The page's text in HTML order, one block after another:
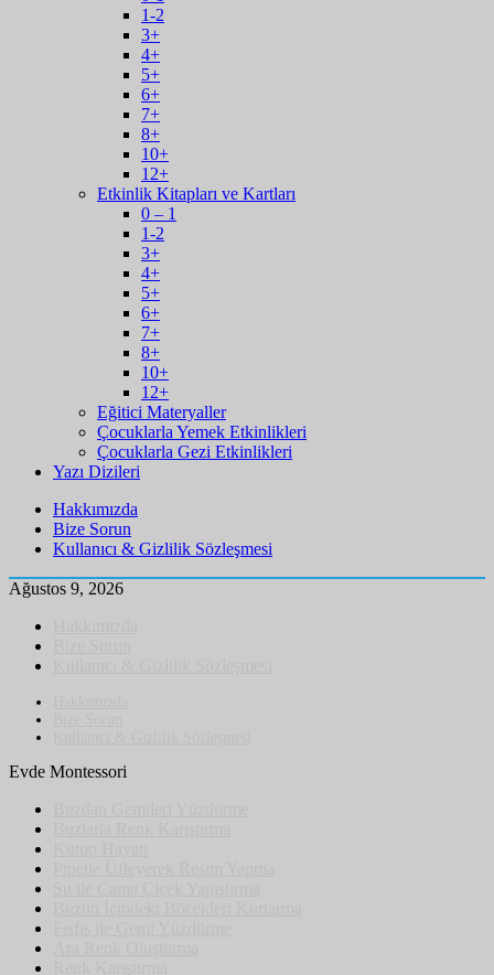
1-2
3+
4+
5+
6+
7+
8+
10+
12+
Etkinlik Kitapları ve Kartları
0 – 1
1-2
3+
4+
5+
6+
7+
8+
10+
12+
Eğitici Materyaller
Çocuklarla Yemek Etkinlikleri
Çocuklarla Gezi Etkinlikleri
Yazı Dizileri
Hakkımızda
Bize Sorun
Kullanıcı & Gizlilik Sözleşmesi
Ağustos 9, 2026
Evde Montessori